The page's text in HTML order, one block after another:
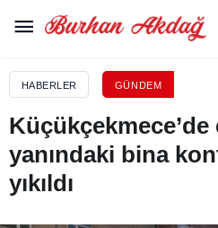
HABERLER GÜNDEM
Küçükçekmece’de
yanındaki bina
yıkıldı